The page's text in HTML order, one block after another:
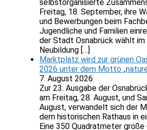
selbstorganisierte
Freitag, 18. September, ihre
und Bewerbungen beim
Jugendliche und Familien
der Stadt Osnabrück wählt im
Neubildung […]
Marktplatz wird zur grünen
2026 unter dem Motto
7. August 2026
Zur 23. Ausgabe der
am Freitag, 28. August, und
August, verwandelt sich der
dem historischen Rathaus in
Eine 350 Quadratmeter große